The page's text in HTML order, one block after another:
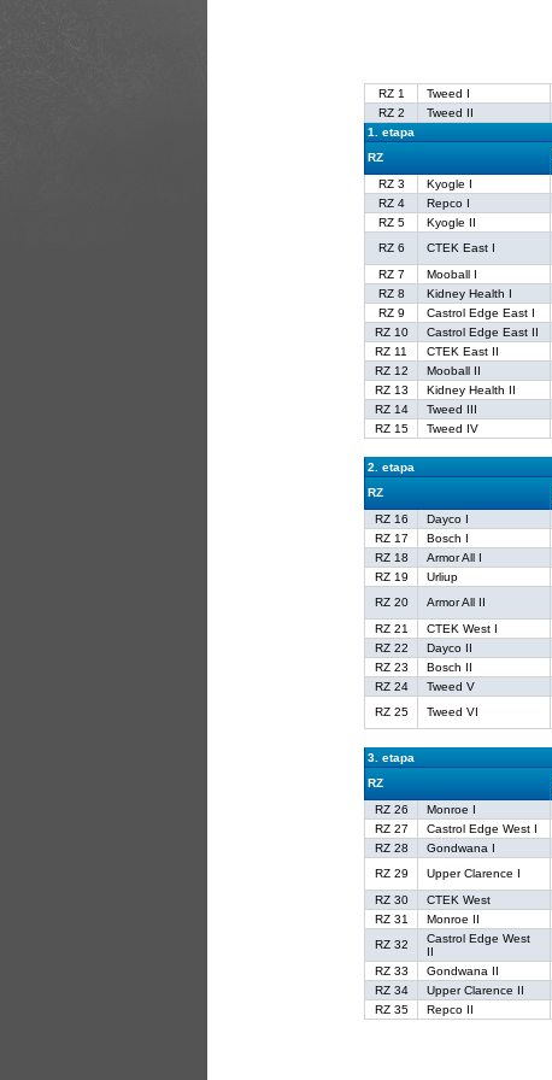
RZ 1 Tweed I
RZ 2
Tweed II
1. etapa
RZ
RZ 3
Kyogle I
RZ 4
Repco I
RZ 5
Kyogle II
RZ 6
CTEK East I
RZ 7
Mooball I
RZ 8
Kidney Health I
RZ 9
Castrol Edge East I
RZ 10
Castrol Edge East II
RZ 11
CTEK East II
RZ 12
Mooball II
RZ 13
Kidney Health II
RZ 14
Tweed III
RZ 15
Tweed IV
2. etapa
RZ
RZ 16
Dayco I
RZ 17
Bosch I
RZ 18
Armor All I
RZ 19
Urliup
RZ 20
Armor All II
RZ 21
CTEK West I
RZ 22
Dayco II
RZ 23
Bosch II
RZ 24
Tweed V
RZ 25
Tweed VI
3. etapa
RZ
RZ 26
Monroe I
RZ 27
Castrol Edge West I
RZ 28
Gondwana I
RZ 29
Upper Clarence I
RZ 30
CTEK West
RZ 31
Monroe II
RZ 32
Castrol Edge West
II
RZ 33
Gondwana II
RZ 34
Upper Clarence II
RZ 35
Repco II